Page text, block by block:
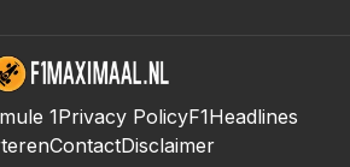
1Privacy PolicyF1Headlines
ContactDisclaimer